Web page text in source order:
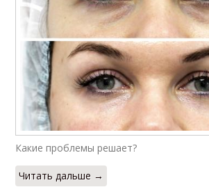
Какие проблемы решает?
Читать дальше →